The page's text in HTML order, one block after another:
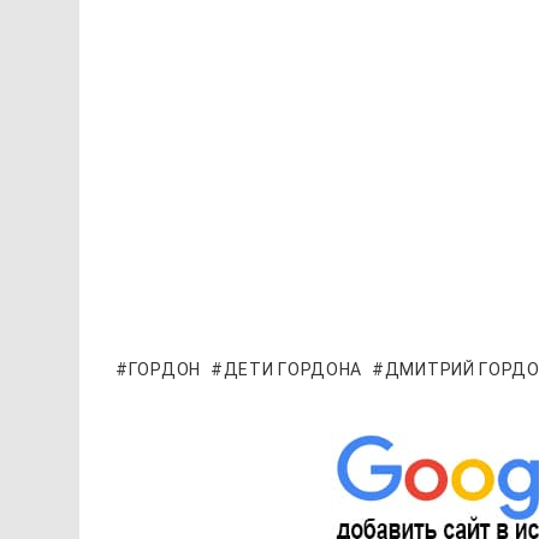
ГОРДОН ДЕТИ ГОРДОНА ДМИТРИЙ